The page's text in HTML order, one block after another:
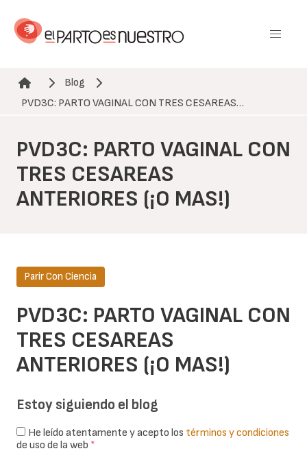
contenido
Ruta de navegación
Blog
PVD3C: PARTO VAGINAL CON TRES CESAREAS…
PVD3C: PARTO VAGINAL CON
TRES CESAREAS
ANTERIORES (¡O MAS!)
PVD3C: PARTO VAGINAL CON
TRES CESAREAS
ANTERIORES (¡O MAS!)
Parir Con Ciencia
Estoy siguiendo el blog
He leído atentamente y acepto los términos y condiciones
de uso de la web *